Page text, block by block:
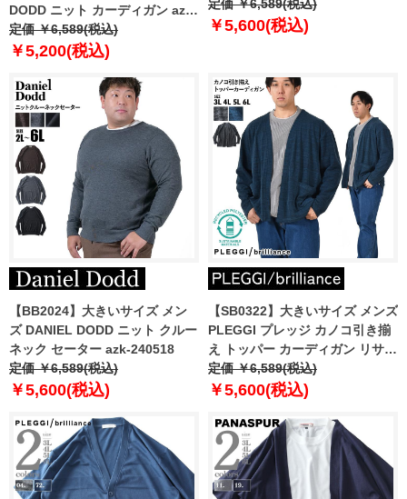
DODD ニット カーディガン azk-
210525
定価 ￥6,589(税込)
￥5,200(税込)
定価 ￥6,589(税込)
￥5,600(税込)
【BB2024】大きいサイズ メン
ズ DANIEL DODD ニット クルー
ネック セーター azk-240518
定価 ￥6,589(税込)
￥5,600(税込)
【SB0322】大きいサイズ メンズ
PLEGGI プレッジ カノコ引き揃
え トッパー カーディガン リサイ
クルポリエステル使用 64-
11510-2
定価 ￥6,589(税込)
￥5,600(税込)